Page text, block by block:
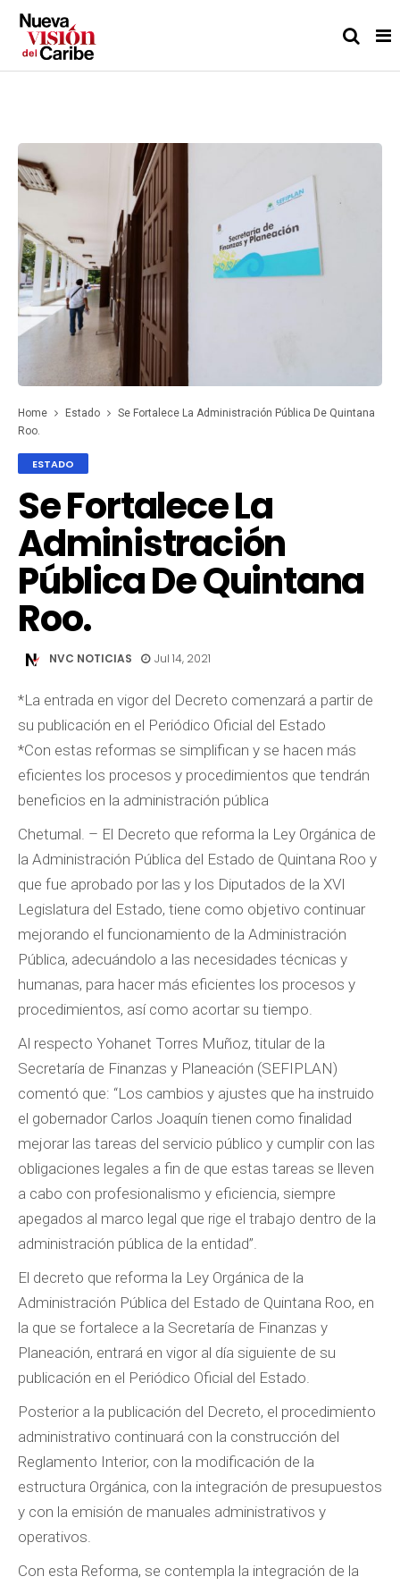
Home Estado
Se Fortalece La Administración Pública De Quintana
Roo.
ESTADO
Se Fortalece La
Administración
Pública De Quintana
Roo.
NVC NOTICIAS Jul 14, 2021
*La entrada en vigor del Decreto comenzará a partir de
su publicación en el Periódico Oficial del Estado
*Con estas reformas se simplifican y se hacen más
eficientes los procesos y procedimientos que tendrán
beneficios en la administración pública
Chetumal. – El Decreto que reforma la Ley Orgánica de
la Administración Pública del Estado de Quintana Roo y
que fue aprobado por las y los Diputados de la XVI
Legislatura del Estado, tiene como objetivo continuar
mejorando el funcionamiento de la Administración
Pública, adecuándolo a las necesidades técnicas y
humanas, para hacer más eficientes los procesos y
procedimientos, así como acortar su tiempo.
Al respecto Yohanet Torres Muñoz, titular de la
Secretaría de Finanzas y Planeación (SEFIPLAN)
comentó que: “Los cambios y ajustes que ha instruido
el gobernador Carlos Joaquín tienen como finalidad
mejorar las tareas del servicio público y cumplir con las
obligaciones legales a fin de que estas tareas se lleven
a cabo con profesionalismo y eficiencia, siempre
apegados al marco legal que rige el trabajo dentro de la
administración pública de la entidad”.
El decreto que reforma la Ley Orgánica de la
Administración Pública del Estado de Quintana Roo, en
la que se fortalece a la Secretaría de Finanzas y
Planeación, entrará en vigor al día siguiente de su
publicación en el Periódico Oficial del Estado.
Posterior a la publicación del Decreto, el procedimiento
administrativo continuará con la construcción del
Reglamento Interior, con la modificación de la
estructura Orgánica, con la integración de presupuestos
y con la emisión de manuales administrativos y
operativos.
Con esta Reforma, se contempla la integración de la